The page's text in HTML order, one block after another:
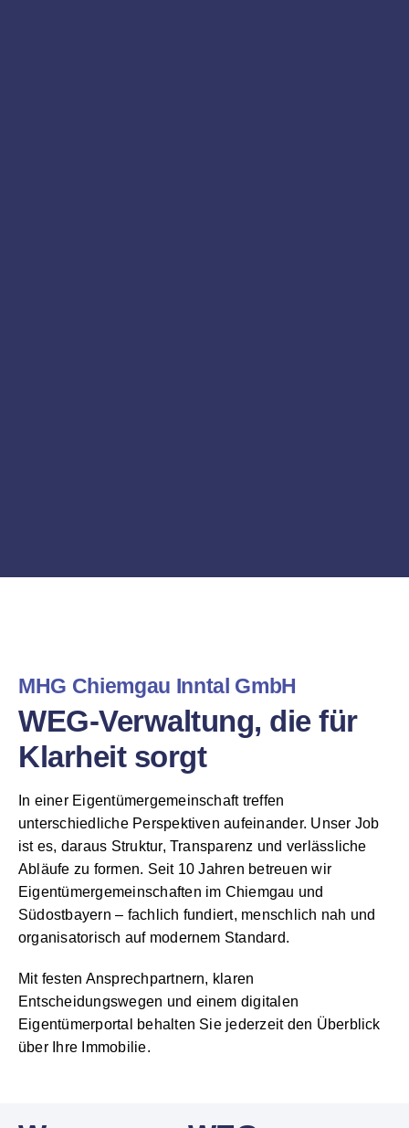
MHG Chiemgau Inntal GmbH
WEG-Verwaltung, die für
Klarheit sorgt
In einer Eigentümergemeinschaft treffen
unterschiedliche Perspektiven aufeinander. Unser Job
ist es, daraus Struktur, Transparenz und verlässliche
Abläufe zu formen. Seit 10 Jahren betreuen wir
Eigentümergemeinschaften im Chiemgau und
Südostbayern – fachlich fundiert, menschlich nah und
organisatorisch auf modernem Standard.
Mit festen Ansprechpartnern, klaren
Entscheidungswegen und einem digitalen
Eigentümerportal behalten Sie jederzeit den Überblick
über Ihre Immobilie.